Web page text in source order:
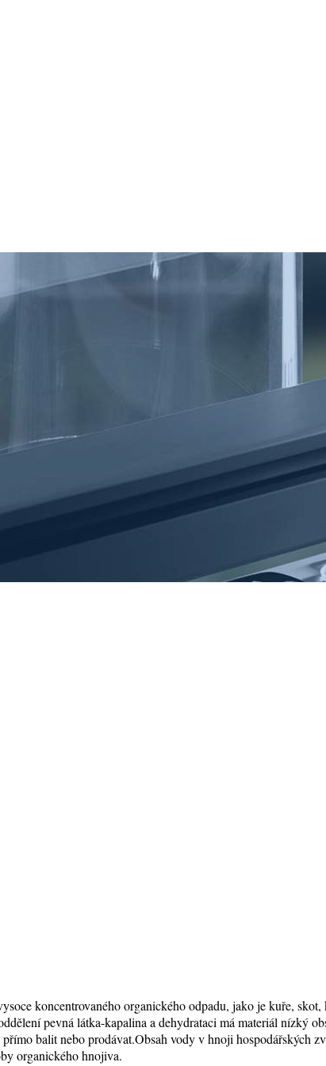
koncentrovaného organického odpadu, jako je kuře,
pevná látka-kapalina a dehydrataci má materiál nízký
balit nebo prodávat.Obsah vody v hnoji hospodářských
organického hnojiva.